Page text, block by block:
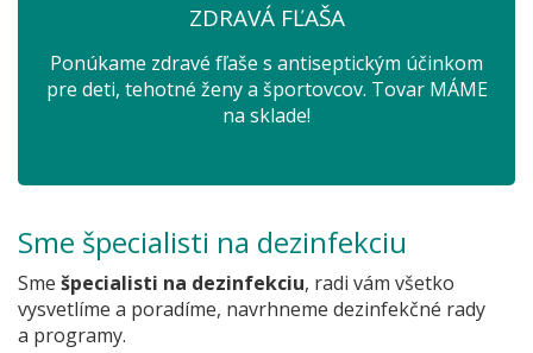
ZDRAVÁ FĽAŠA
Ponúkame zdravé fľaše s antiseptickým účinkom
pre deti, tehotné ženy a športovcov. Tovar MÁME
na sklade!
Sme špecialisti na dezinfekciu
Sme špecialisti na dezinfekciu, radi vám všetko
vysvetlíme a poradíme, navrhneme dezinfekčné rady
a programy.